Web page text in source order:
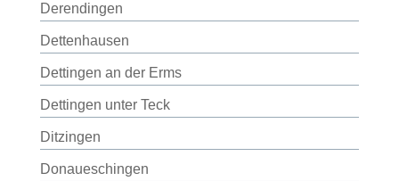
Derendingen
Dettenhausen
Dettingen an der Erms
Dettingen unter Teck
Ditzingen
Donaueschingen